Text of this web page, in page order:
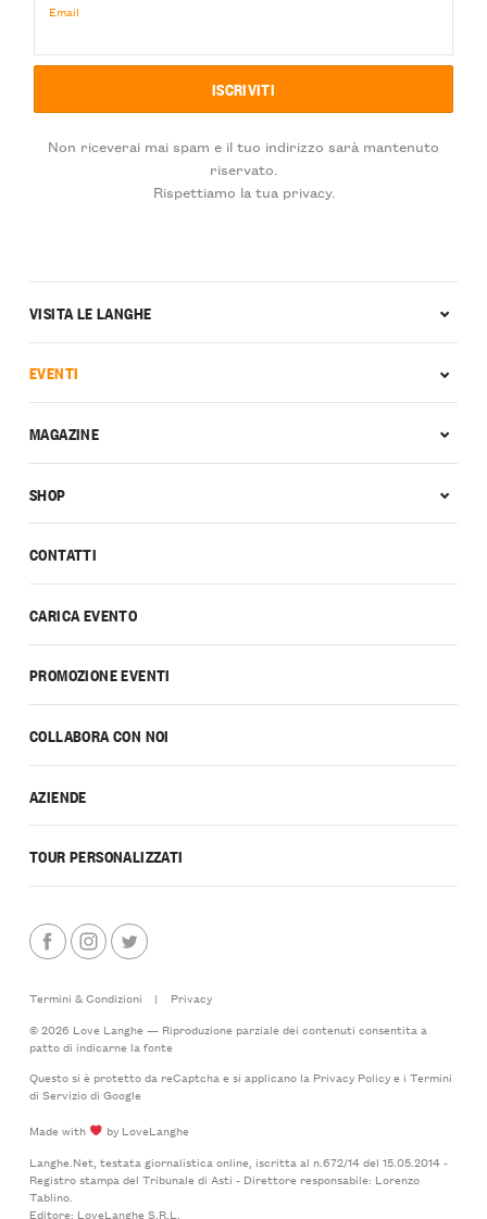
Email
Non riceverai mai spam e il tuo indirizzo sarà mantenuto
riservato.
Rispettiamo la tua privacy.
CONTATTI
CARICA EVENTO
PROMOZIONE EVENTI
COLLABORA CON NOI
AZIENDE
TOUR PERSONALIZZATI
VISITA LE LANGHE
EVENTI
MAGAZINE
SHOP
Termini & Condizioni |
Privacy
© 2026 Love Langhe — Riproduzione parziale dei contenuti consentita a
patto di indicarne la fonte
Questo si è protetto da reCaptcha e si applicano la Privacy Policye i Termini
di Serviziodi Google
Made with
by LoveLanghe
Langhe.Net, testata giornalistica online, iscritta al n.672/14 del 15.05.2014 -
Registro stampa del Tribunale di Asti - Direttore responsabile: Lorenzo
Tablino.
Editore: LoveLanghe S.R.L.